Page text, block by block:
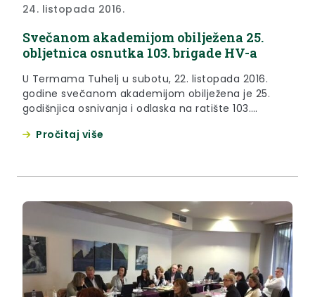
24. listopada 2016.
Svečanom akademijom obilježena 25.
obljetnica osnutka 103. brigade HV-a
U Termama Tuhelj u subotu, 22. listopada 2016.
godine svečanom akademijom obilježena je 25.
godišnjica osnivanja i odlaska na ratište 103.
Pročitaj više